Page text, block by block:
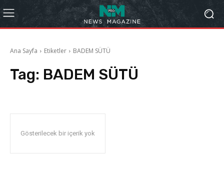
Ana Sayfa Etiketler BADEM SÜTÜ
Tag: BADEM SÜTÜ
Gösterilecek bir içerik yok